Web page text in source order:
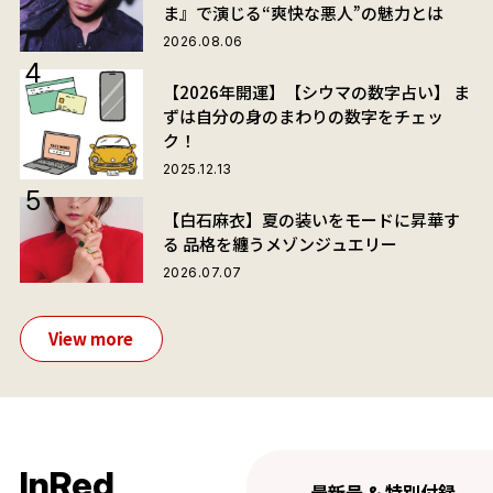
ま』で演じる“爽快な悪人”の魅力とは
2026.08.06
【2026年開運】【シウマの数字占い】 ま
ずは自分の身のまわりの数字をチェッ
ク！
2025.12.13
【白石麻衣】夏の装いをモードに昇華す
る 品格を纏うメゾンジュエリー
2026.07.07
View more
InRed